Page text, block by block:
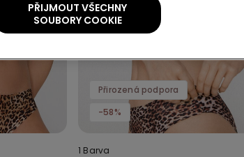
Přirozená podpora
-58%
1 Barva
PŘIJMOUT VŠECHNY
SOUBORY COOKIE